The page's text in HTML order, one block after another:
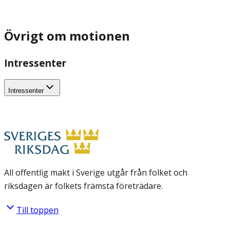
Övrigt om motionen
Intressenter
Intressenter
All offentlig makt i Sverige utgår från folket och
riksdagen är folkets främsta företrädare.
Till toppen